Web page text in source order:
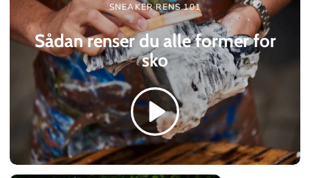
SNEAKER RENS 101
Sådan renser du alle former for
sko